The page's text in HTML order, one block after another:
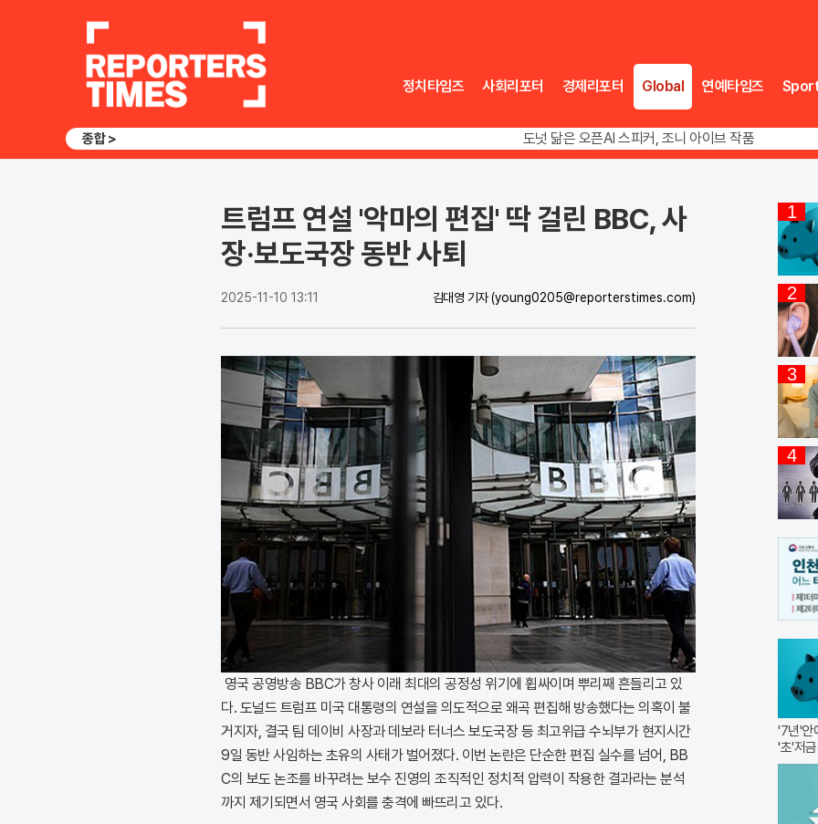
정치타임즈
사회리포터 경제리포터 Global 연예타임즈
종합 >
도넛 닮은 오픈AI 스피커, 조니 아이브 작품
아파트 방에서 들린 쉭쉭 소리‥코브라였다
트럼프 연설 '악마의 편집' 딱 걸린 BBC, 사
장·보도국장 동반 사퇴
2025-11-10 13:11 김대영 기자 (young0205@reporterstimes.com)
영국 공영방송 BBC가 창사 이래 최대의 공정성 위기에 휩싸이며 뿌리째 흔들리고 있
다. 도널드 트럼프 미국 대통령의 연설을 의도적으로 왜곡 편집해 방송했다는 의혹이 불
거지자, 결국 팀 데이비 사장과 데보라 터너스 보도국장 등 최고위급 수뇌부가 현지시간
9일 동반 사임하는 초유의 사태가 벌어졌다. 이번 논란은 단순한 편집 실수를 넘어, BB
C의 보도 논조를 바꾸려는 보수 진영의 조직적인 정치적 압력이 작용한 결과라는 분석
까지 제기되면서 영국 사회를 충격에 빠뜨리고 있다.
1
2
3
4
'7년'안
'초'저